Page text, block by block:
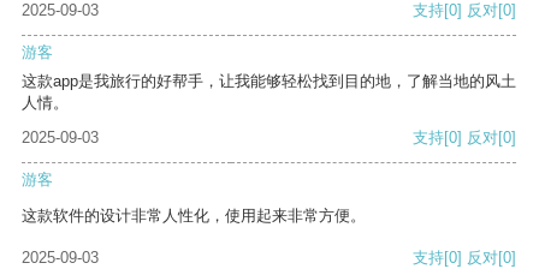
2025-09-03
支持[0] 反对[0]
游客
这款app是我旅行的好帮手，让我能够轻松找到目的地，了解当地的风土
人情。
2025-09-03
支持[0] 反对[0]
游客
这款软件的设计非常人性化，使用起来非常方便。
2025-09-03 支持[0] 反对[0]